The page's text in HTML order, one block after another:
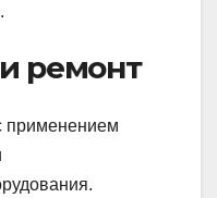
ремонт
применением